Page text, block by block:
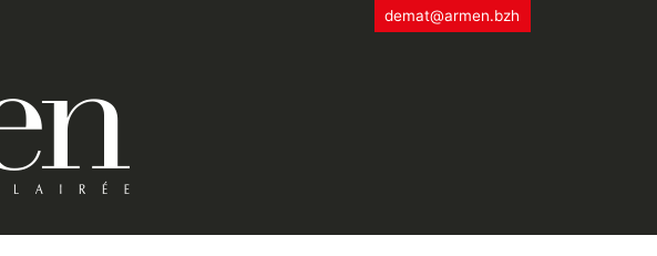
demat@armen.bzh